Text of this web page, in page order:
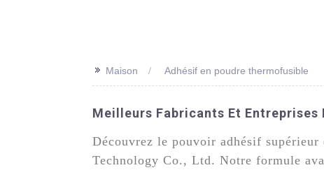
>> Maison Adhésif en poudre thermofusible
Meilleurs Fabricants Et Entreprises
Découvrez le pouvoir adhésif
Technology Co., Ltd. Notre formule